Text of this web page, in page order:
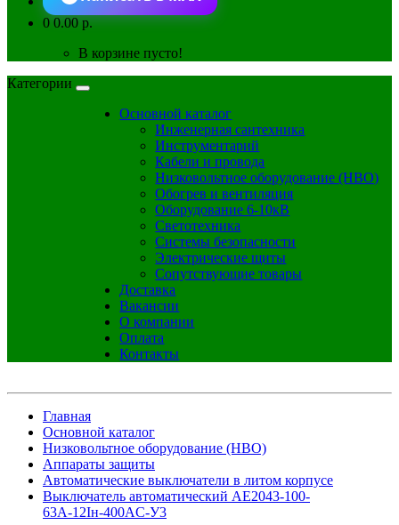
00.00 р.
В корзине пусто!
Категории
Основной каталог
Инженерная сантехника
Инструментарий
Кабели и провода
Низковольтное оборудование (НВО)
Обогрев и вентиляция
Оборудование 6-10кВ
Светотехника
Системы безопасности
Электрические щиты
Сопутствующие товары
Доставка
Вакансии
О компании
Оплата
Контакты
Главная
Основной каталог
Низковольтное оборудование (НВО)
Аппараты защиты
Автоматические выключатели в литом корпусе
Выключатель автоматический АЕ2043-100-
63А-12Iн-400AC-У3